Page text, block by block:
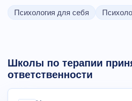
Психология для себя
Школы по терапии
ответственности